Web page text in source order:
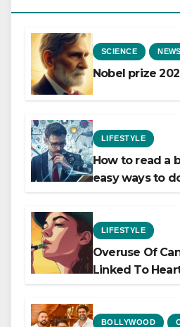
SCIENCE NEWS
Nobel prize
LIFESTYLE
How to read a
easy ways to
LIFESTYLE
Overuse Of
Linked To
BOLLYWOOD